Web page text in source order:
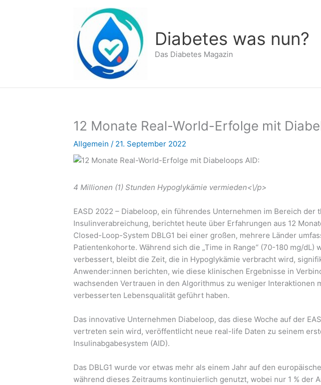
Diabetes was nun?
Das Diabetes Magazin
12 Monate Real-World-Erfolge mit
Allgemein / 21. September 2022
4 Millionen (1) Stunden Hypoglykämie vermieden<\/p>
EASD 2022 – Diabeloop, ein führendes Unternehmen im Bereich der
Insulinverabreichung, berichtet heute über Erfahrungen aus 12
Closed-Loop-System DBLG1 bei einer großen, mehrere Länder
Patientenkohorte. Während sich die „Time in Range“ (70-180 mg/dL)
verbessert, bleibt die Zeit, die in Hypoglykämie verbracht wird,
Anwender:innen berichten, wie diese klinischen Ergebnisse in
wachsenden Vertrauen in den Algorithmus zu weniger Interaktionen
verbesserten Lebensqualität geführt haben.
Das innovative Unternehmen Diabeloop, das diese Woche auf der
vertreten sein wird, veröffentlicht neue real-life Daten zu seinem
Insulinabgabesystem (AID).
Das DBLG1 wurde vor etwas mehr als einem Jahr auf den
während dieses Zeitraums kontinuierlich genutzt, wobei nur 1 % der